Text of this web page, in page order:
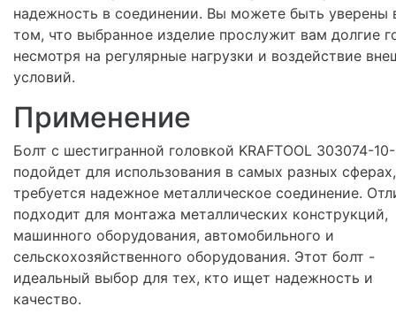
надежность в соединении. Вы можете быть уверены
том, что выбранное изделие прослужит вам долгие
несмотря на регулярные нагрузки и воздействие
условий.
Применение
Болт с шестигранной головкой KRAFTOOL 303074-
подойдет для использования в самых разных
требуется надежное металлическое соединение.
подходит для монтажа металлических конструкций,
машинного оборудования, автомобильного и
сельскохозяйственного оборудования. Этот болт -
идеальный выбор для тех, кто ищет надежность и
качество.